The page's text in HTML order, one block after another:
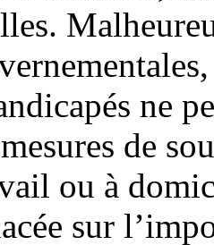
ne
de
ou à
sur